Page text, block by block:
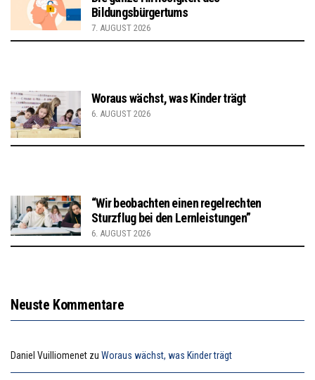
Bildungsbürgertums
7. AUGUST 2026
Woraus wächst, was Kinder trägt
6. AUGUST 2026
“Wir beobachten einen regelrechten
Sturzflug bei den Lernleistungen”
6. AUGUST 2026
Neuste Kommentare
Daniel Vuilliomenet zu Woraus wächst, was Kinder trägt